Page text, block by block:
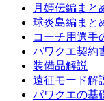
月姫伝編まと
球炎島編まと
コーチ用選手
パワクエ契約
装備品解説
遠征モード解
パワクエの基